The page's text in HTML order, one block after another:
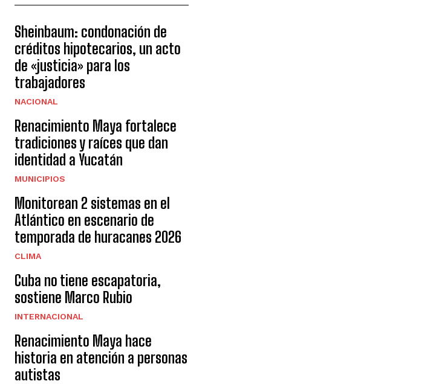
Sheinbaum: condonación de
créditos hipotecarios, un acto
de «justicia» para los
trabajadores
NACIONAL
Renacimiento Maya fortalece
tradiciones y raíces que dan
identidad a Yucatán
MUNICIPIOS
Monitorean 2 sistemas en el
Atlántico en escenario de
temporada de huracanes 2026
CLIMA
Cuba no tiene escapatoria,
sostiene Marco Rubio
INTERNACIONAL
Renacimiento Maya hace
historia en atención a personas
autistas